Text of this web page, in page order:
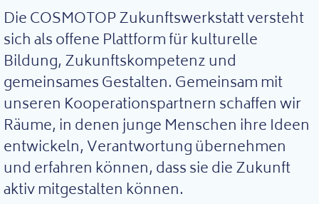
Die COSMOTOP Zukunftswerkstatt versteht
sich als offene Plattform für kulturelle
Bildung, Zukunftskompetenz und
gemeinsames Gestalten. Gemeinsam mit
unseren Kooperationspartnern schaffen wir
Räume, in denen junge Menschen ihre Ideen
entwickeln, Verantwortung übernehmen
und erfahren können, dass sie die Zukunft
aktiv mitgestalten können.